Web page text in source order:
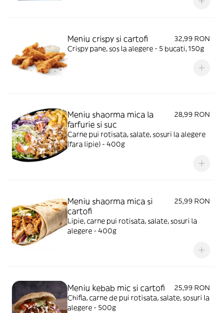
Meniu crispy si cartofi
32,99 RON
Crispy pane, sos la alegere - 5 bucati, 150g
Meniu shaorma mica la
farfurie si suc
28,99 RON
Carne pui rotisata, salate, sosuri la alegere
(fara lipie) - 400g
Meniu shaorma mica si
cartofi
25,99 RON
Lipie, carne pui rotisata, salate, sosuri la
alegere - 400g
Meniu kebab mic si cartofi
25,99 RON
Chifla, carne de pui rotisata, salate, sosuri la
alegere - 500g